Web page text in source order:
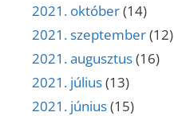
2021. október(14)
2021. szeptember(12)
2021. augusztus(16)
2021. július(13)
2021. június(15)